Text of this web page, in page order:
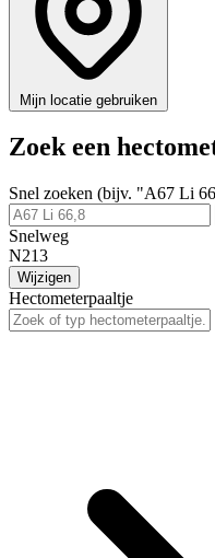
Mijn locatie gebruiken
Zoek een
Snel zoeken (bijv. "A67 Li
Snelweg
N213
Wijzigen
Hectometerpaaltje